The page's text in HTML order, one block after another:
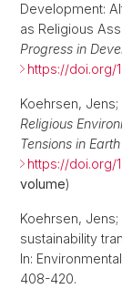
Development:
as Religious
Progress in
https://doi.org/
Koehrsen, Jens;
Religious
Tensions in
https://doi.org/
volume)
Koehrsen,
sustainability
In:
408-420.